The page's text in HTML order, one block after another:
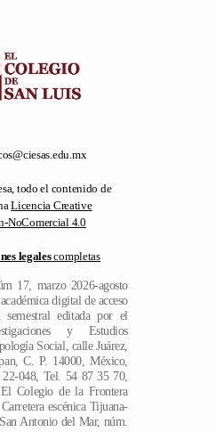
todo el contenido de
Licencia Creative
NoComercial 4.0
legalescompletas
17, marzo 2026-agosto
digital de acceso
editada por el
y Estudios
Social, calle Juárez,
C. P. 14000, México,
048, Tel. 54 87 35 70,
Colegio de la Frontera
escénica Tijuana-
Antonio del Mar, núm.